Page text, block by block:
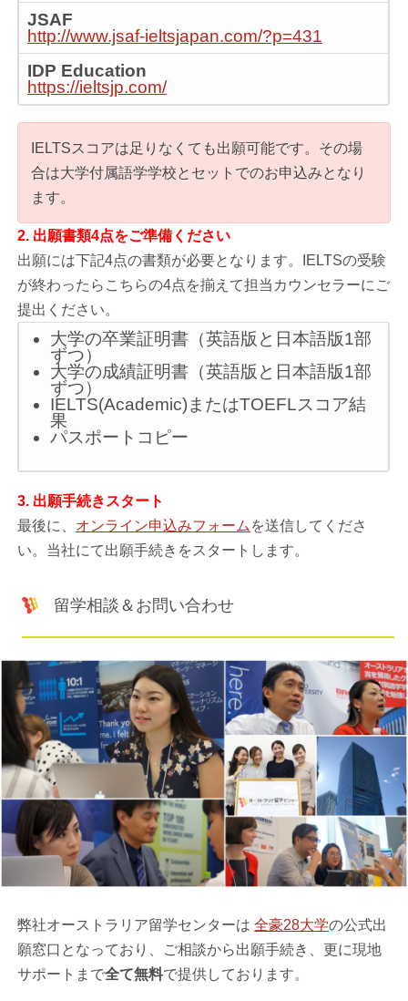
JSAF
http://www.jsaf-ieltsjapan.com/?p=431
IDP Education
https://ieltsjp.com/
IELTSスコアは足りなくても出願可能です。その場
合は大学付属語学学校とセットでのお申込みとなり
ます。
2. 出願書類4点をご準備ください
出願には下記4点の書類が必要となります。IELTSの受験
が終わったらこちらの4点を揃えて担当カウンセラーにご
提出ください。
大学の卒業証明書（英語版と日本語版1部
ずつ）
大学の成績証明書（英語版と日本語版1部
ずつ）
IELTS(Academic)またはTOEFLスコア結
果
パスポートコピー
3. 出願手続きスタート
最後に、 オンライン申込みフォーム を送信してくださ
い。当社にて出願手続きをスタートします。
留学相談＆お問い合わせ
弊社オーストラリア留学センターは全豪28大学の公式出
願窓口となっており、ご相談から出願手続き、更に現地
サポートまで全て無料で提供しております。